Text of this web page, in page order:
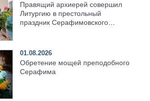
Правящий архиерей совершил
Литургию в престольный
праздник Серафимовского
01.08.2026
Обретение мощей преподобного
Серафима